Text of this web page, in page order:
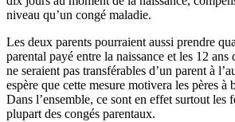
niveau qu’un congé maladie.
Les deux parents pourraient aussi prendre
parental payé entre la naissance et les 12 ans
ne seraient pas transférables d’un parent à
espère que cette mesure motivera les pères à
Dans l’ensemble, ce sont en effet surtout les
plupart des congés parentaux.